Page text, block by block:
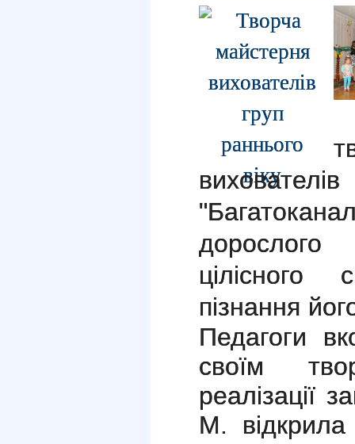
цілісного
пізнання
Педагоги
своїм
реалізації
М. відкрила